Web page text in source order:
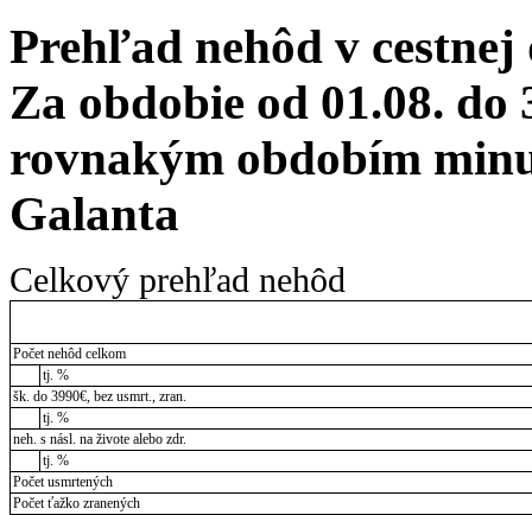
Prehľad nehôd v cestnej
Za obdobie od 01.08. do
rovnakým obdobím
Galanta
Celkový prehľad nehôd
Počet nehôd celkom
tj. %
šk. do 3990€, bez usmrt., zran.
tj. %
neh. s násl. na živote alebo zdr.
tj. %
Počet usmrtených
Počet ťažko zranených